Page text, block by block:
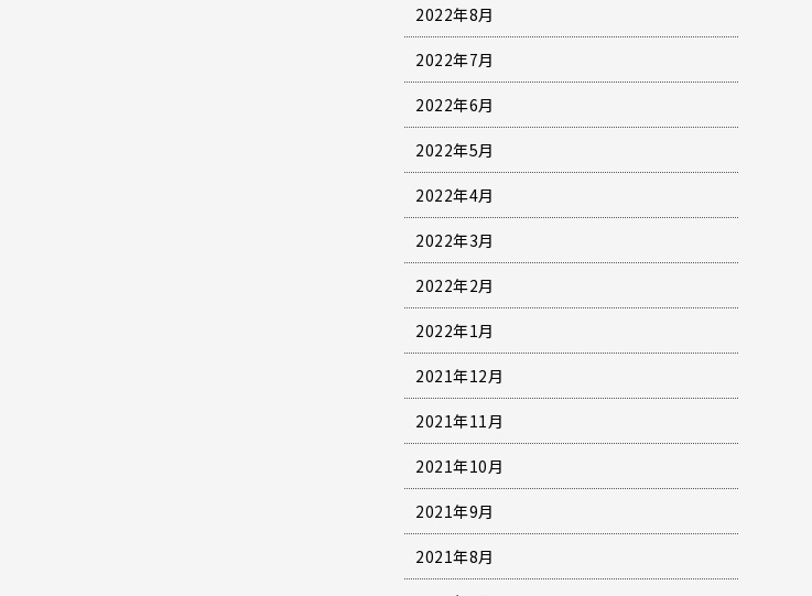
2022年8月
2022年7月
2022年6月
2022年5月
2022年4月
2022年3月
2022年2月
2022年1月
2021年12月
2021年11月
2021年10月
2021年9月
2021年8月